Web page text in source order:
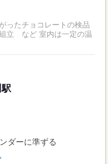
ったチョコレートの検品
立 など 室内は一定の温
ダーに準ずる